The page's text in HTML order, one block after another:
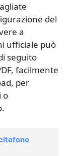
del
a
ufficiale può
seguito
facilmente
per
o